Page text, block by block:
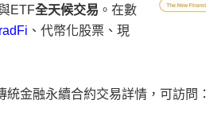
ETF全天候交易 。在數
、代幣化股票、現
金融永續合約交易詳情，可訪問：